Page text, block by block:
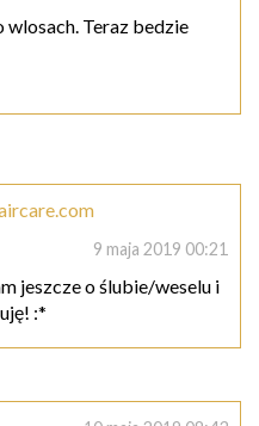
Teraz bedzie
9 maja 2019 00:21
jeszcze o ślubie/weselu i
:*